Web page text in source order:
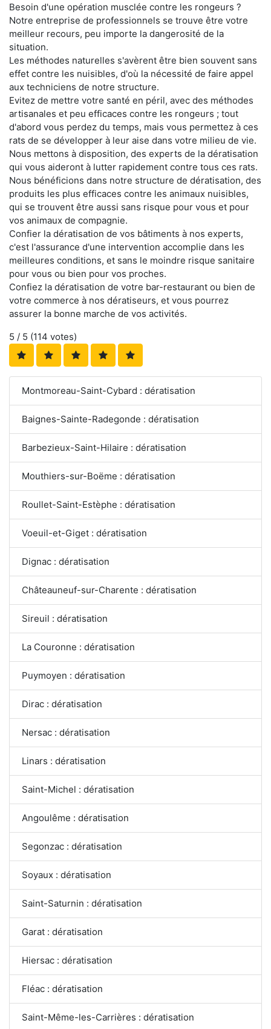
Besoin d'une opération musclée contre les rongeurs ?
Notre entreprise de professionnels se trouve être votre
meilleur recours, peu importe la dangerosité de la
situation.
Les méthodes naturelles s'avèrent être bien souvent sans
effet contre les nuisibles, d'où la nécessité de faire appel
aux techniciens de notre structure.
Evitez de mettre votre santé en péril, avec des méthodes
artisanales et peu efficaces contre les rongeurs ; tout
d'abord vous perdez du temps, mais vous permettez à ces
rats de se développer à leur aise dans votre milieu de vie.
Nous mettons à disposition, des experts de la dératisation
qui vous aideront à lutter rapidement contre tous ces rats.
Nous bénéficions dans notre structure de dératisation, des
produits les plus efficaces contre les animaux nuisibles,
qui se trouvent être aussi sans risque pour vous et pour
vos animaux de compagnie.
Confier la dératisation de vos bâtiments à nos experts,
c'est l'assurance d'une intervention accomplie dans les
meilleures conditions, et sans le moindre risque sanitaire
pour vous ou bien pour vos proches.
Confiez la dératisation de votre bar-restaurant ou bien de
votre commerce à nos dératiseurs, et vous pourrez
assurer la bonne marche de vos activités.
5 / 5 (114 votes)
Montmoreau-Saint-Cybard : dératisation
Baignes-Sainte-Radegonde : dératisation
Barbezieux-Saint-Hilaire : dératisation
Mouthiers-sur-Boëme : dératisation
Roullet-Saint-Estèphe : dératisation
Voeuil-et-Giget : dératisation
Dignac : dératisation
Châteauneuf-sur-Charente : dératisation
Sireuil : dératisation
La Couronne : dératisation
Puymoyen : dératisation
Dirac : dératisation
Nersac : dératisation
Linars : dératisation
Saint-Michel : dératisation
Angoulême : dératisation
Segonzac : dératisation
Soyaux : dératisation
Saint-Saturnin : dératisation
Garat : dératisation
Hiersac : dératisation
Fléac : dératisation
Saint-Même-les-Carrières : dératisation